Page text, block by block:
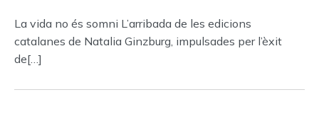
La vida no és somni L’arribada de les edicions
catalanes de Natalia Ginzburg, impulsades per l’èxit
de[…]